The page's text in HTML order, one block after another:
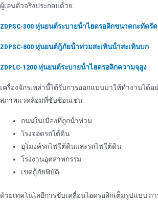
ผู้เล่นตัวจริงประกอบด้วย:
ZDPSC-300 หุ่นยนต์ระบายน้ําไฮดรอลิกขนาดกะทัดรัด
ZDPSC-800 หุ่นยนต์กู้ภัยน้ําท่วมสะเทินน้ําสะเทินบก
ZDPLC-1200 หุ่นยนต์ระบายน้ําไฮดรอลิกความจุสูง
เครื่องจักรเหล่านี้ได้รับการออกแบบมาให้ทํางานได้
สภาพแวดล้อมที่ซับซ้อนเช่น:
ถนนในเมืองที่ถูกน้ําท่วม
โรงจอดรถใต้ดิน
อุโมงค์รถไฟใต้ดินและรถไฟใต้ดิน
โรงงานอุตสาหกรรม
เขตกู้ภัยพิบัติ
ด้วยเทคโนโลยีการขับเคลื่อนไฮดรอลิกเต็มรูปแบบ ก